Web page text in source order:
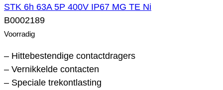
STK 6h 63A 5P 400V IP67 MG TE Ni
B0002189
Voorradig
– Hittebestendige contactdragers
– Vernikkelde contacten
– Speciale trekontlasting